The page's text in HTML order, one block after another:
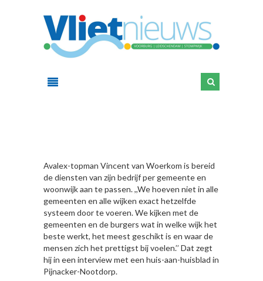
Avalex-topman Vincent van Woerkom is bereid
de diensten van zijn bedrijf per gemeente en
woonwijk aan te passen. ,,We hoeven niet in alle
gemeenten en alle wijken exact hetzelfde
systeem door te voeren. We kijken met de
gemeenten en de burgers wat in welke wijk het
beste werkt, het meest geschikt is en waar de
mensen zich het prettigst bij voelen.’’ Dat zegt
hij in een interview met een huis-aan-huisblad in
Pijnacker-Nootdorp.